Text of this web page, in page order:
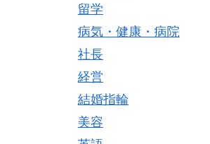
留学
病気・健康・病院
社長
経営
結婚指輪
美容